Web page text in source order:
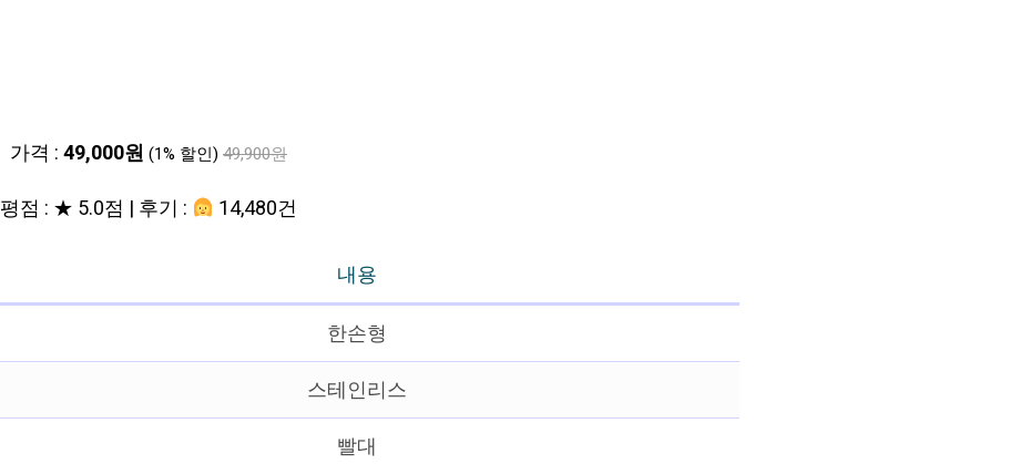
가격 :49,000원 (1% 할인) 49,900원
평점 : ★ 5.0점 | 후기 : 14,480건
내용
한손형
스테인리스
빨대